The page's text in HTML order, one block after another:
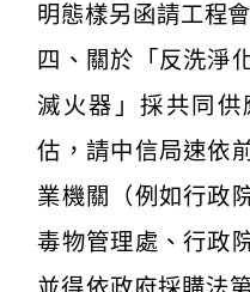
明態樣另函請工程
四、關於「反洗淨
滅火器」採共同
估，請中信局速依
業機關（例如行政
毒物管理處、行政